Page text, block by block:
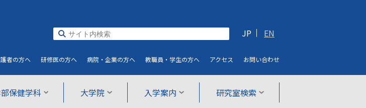
保健学科 大学院 入学案内 研究室検索
JP EN
者の方へ 研修医の方へ 病院・企業の方へ 教職員・学生の方へ アクセス お問い合わせ